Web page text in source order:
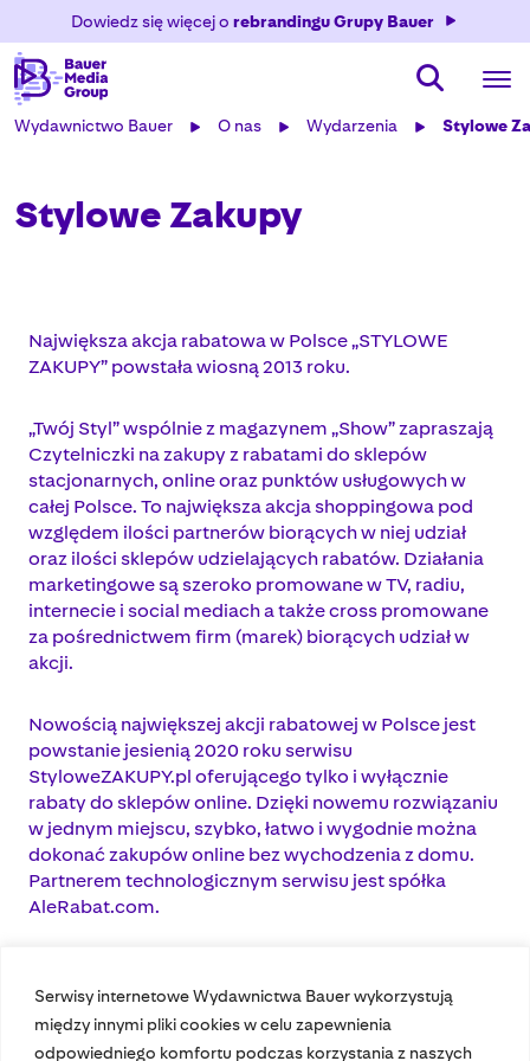
Serwisy internetowe Wydawnictwa Bauer wykorzystują
między innymi pliki cookies w celu zapewnienia
odpowiedniego komfortu podczas korzystania z naszych
Dowiedz się więcej o rebrandingu Grupy Bauer
Wydawnictwo Bauer O nas Wydarzenia Stylowe
Stylowe Zakupy
Największa akcja rabatowa w Polsce „STYLOWE
ZAKUPY” powstała wiosną 2013 roku.
„Twój Styl” wspólnie z magazynem „Show” zapraszają
Czytelniczki na zakupy z rabatami do sklepów
stacjonarnych, online oraz punktów usługowych w
całej Polsce. To największa akcja shoppingowa pod
względem ilości partnerów biorących w niej udział
oraz ilości sklepów udzielających rabatów. Działania
marketingowe są szeroko promowane w TV, radiu,
internecie i social mediach a także cross promowane
za pośrednictwem firm (marek) biorących udział w
akcji.
Nowością największej akcji rabatowej w Polsce jest
powstanie jesienią 2020 roku serwisu
StyloweZAKUPY.pl oferującego tylko i wyłącznie
rabaty do sklepów online. Dzięki nowemu rozwiązaniu
w jednym miejscu, szybko, łatwo i wygodnie można
dokonać zakupów online bez wychodzenia z domu.
Partnerem technologicznym serwisu jest spółka
AleRabat.com.